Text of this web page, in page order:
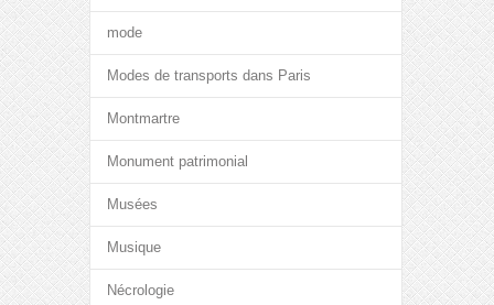
mode
Modes de transports dans Paris
Montmartre
Monument patrimonial
Musées
Musique
Nécrologie